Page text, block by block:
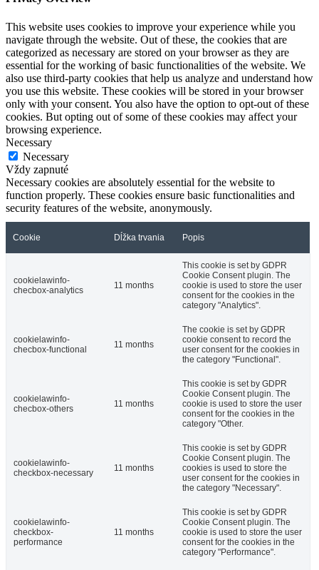
This website uses cookies to improve your experience while you
navigate through the website. Out of these, the cookies that are
categorized as necessary are stored on your browser as they are
essential for the working of basic functionalities of the website. We
also use third-party cookies that help us analyze and understand how
you use this website. These cookies will be stored in your browser
only with your consent. You also have the option to opt-out of these
cookies. But opting out of some of these cookies may affect your
browsing experience.
Necessary
Necessary
Vždy zapnuté
Necessary cookies are absolutely essential for the website to
function properly. These cookies ensure basic functionalities and
security features of the website, anonymously.
Cookie Dĺžka trvania Popis
cookielawinfo-
checbox-analytics
11 months
This cookie is set by GDPR
Cookie Consent plugin. The
cookie is used to store the user
consent for the cookies in the
category "Analytics".
cookielawinfo-
checbox-functional
11 months
The cookie is set by GDPR
cookie consent to record the
user consent for the cookies in
the category "Functional".
cookielawinfo-
checbox-others
11 months
This cookie is set by GDPR
Cookie Consent plugin. The
cookie is used to store the user
consent for the cookies in the
category "Other.
cookielawinfo-
checkbox-necessary
11 months
This cookie is set by GDPR
Cookie Consent plugin. The
cookies is used to store the
user consent for the cookies in
the category "Necessary".
cookielawinfo-
checkbox-
performance
11 months
This cookie is set by GDPR
Cookie Consent plugin. The
cookie is used to store the user
consent for the cookies in the
category "Performance".